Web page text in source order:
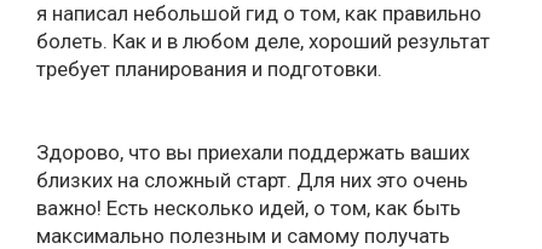
я написал небольшой гид о том, как правильно
болеть. Как и в любом деле, хороший результат
требует планирования и подготовки.
Здорово, что вы приехали поддержать ваших
близких на сложный старт. Для них это очень
важно! Есть несколько идей, о том, как быть
максимально полезным и самому получать